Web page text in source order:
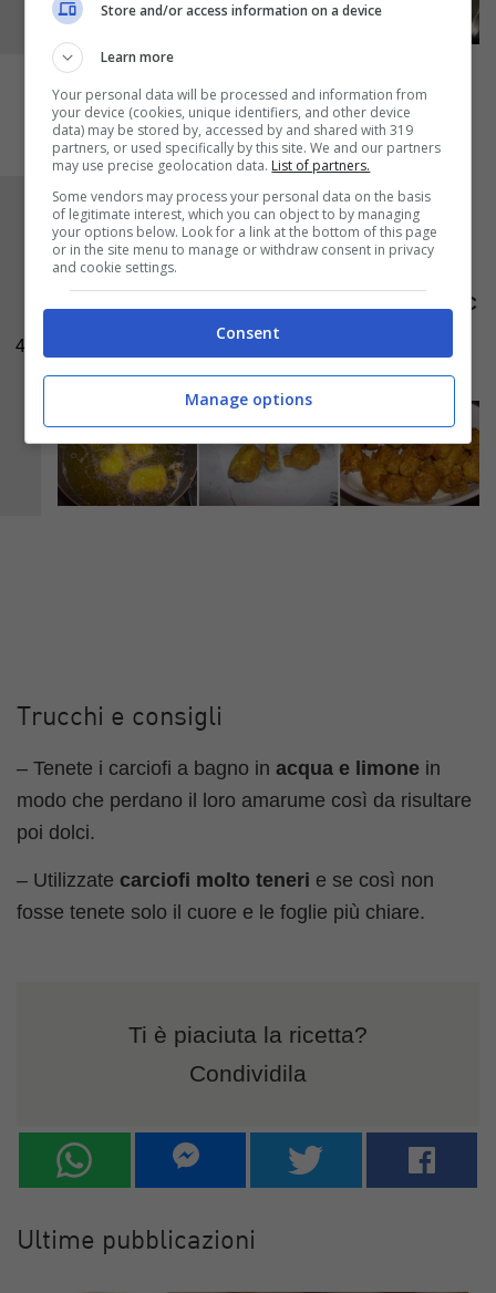
4
Non appena saranno ben dorati, scolateli su
carta assorbente e adagiateli in una pirofila.
Quanto avrete terminato la frittura, mettete la
pirofila inforno statico preriscaldato a 200 °C
per una ventina di minuti, tracorso il tempo
Trucchi e consigli
– Tenete i carciofi a bagno in acqua e limone in
modo che perdano il loro amarume così da risultare
poi dolci.
– Utilizzate carciofi molto teneri e se così non
fosse tenete solo il cuore e le foglie più chiare.
Ti è piaciuta la ricetta?
Condividila
Ultime pubblicazioni
Store and/or access information on a device
Learn more
Your personal data will be processed and information from
your device (cookies, unique identifiers, and other device
data) may be stored by, accessed by and shared with 319
partners, or used specifically by this site. We and our partners
may use precise geolocation data. List of partners.
Some vendors may process your personal data on the basis
of legitimate interest, which you can object to by managing
your options below. Look for a link at the bottom of this page
or in the site menu to manage or withdraw consent in privacy
and cookie settings.
Consent
Manage options